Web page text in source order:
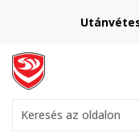
bankkártyás fizetés
Keresés az oldalon